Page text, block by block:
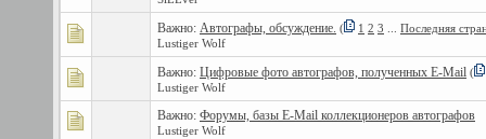
Важно: Автографы, обсуждение. ( 1 2 3
Последняя
Lustiger Wolf
Важно: Цифровые фото автографов, полученных E-Mail (
Lustiger Wolf
Важно: Форумы, базы E-Mail коллекционеров автографов
Lustiger Wolf